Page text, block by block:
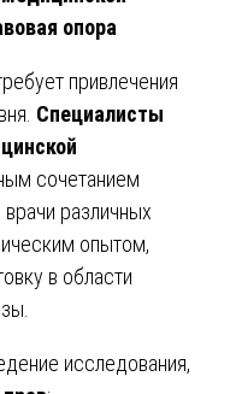
опора
привлечения
Специалисты
сочетанием
различных
опытом,
в области
исследования,